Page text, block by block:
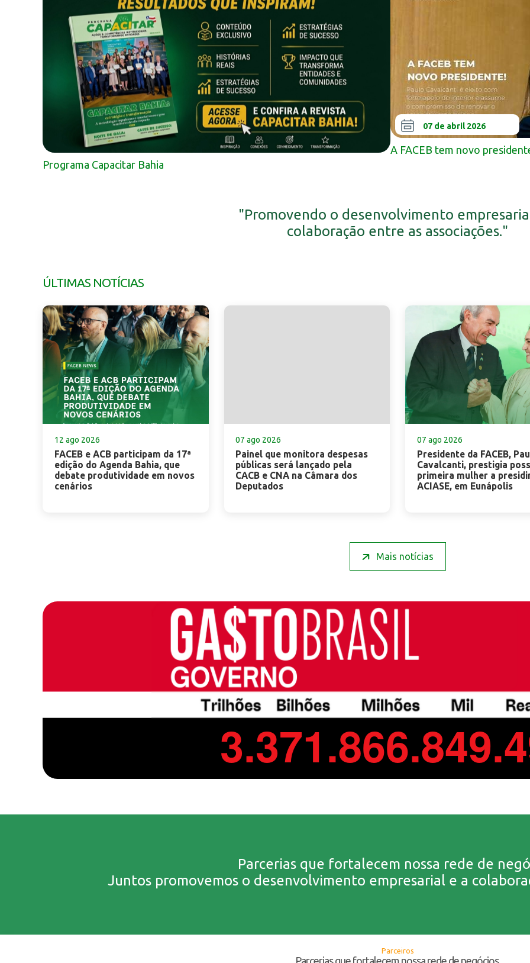
Programa Capacitar Bahia
07 de abril 2026
A FACEB tem novo
"Promovendo o desenvolvimento
colaboração entre as associações."
ÚLTIMAS NOTÍCIAS
12 ago 2026
FACEB e ACB participam da 17ª
edição do Agenda Bahia, que
debate produtividade em novos
cenários
07 ago 2026
Painel que monitora despesas
públicas será lançado pela
CACB e CNA na Câmara dos
Deputados
07 ago 2026
Presidente da FACEB,
Cavalcanti, prestigia
primeira mulher a
ACIASE, em Eunápolis
Mais notícias
Parcerias que fortalecem nossa rede de
Juntos promovemos o desenvolvimento empresarial e a
Parceiros
Parcerias que fortalecem nossa rede de negócios.